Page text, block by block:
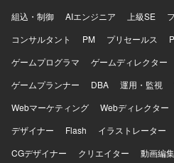
組込・制御
AIエンジニア 上級SE
コンサルタント
PM プリセールス
ゲームプログラマ
ゲームディレクター
ゲームプランナー
DBA 運用・監視
Webマーケティング
Webディレクター
デザイナー
Flash イラストレーター
CGデザイナー
クリエイター 動画編集